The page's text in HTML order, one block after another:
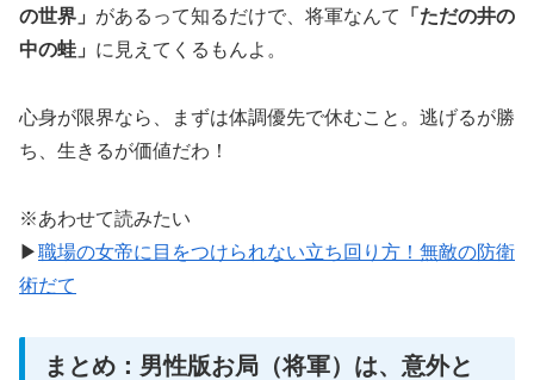
の世界」 があるって知るだけで、将軍なんて
「ただの井の
中の蛙」 に見えてくるもんよ。
心身が限界なら、まずは体調優先で休むこと。逃げるが勝
ち、生きるが価値だわ！
※あわせて読みたい
▶職場の女帝に目をつけられない立ち回り方！無敵の防衛
術だて
まとめ：男性版お局（将軍）は、意外と